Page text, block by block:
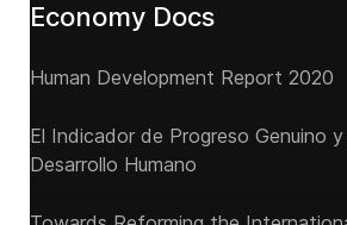
Economy Docs
Human Development Report 2020
El Indicador de Progreso Genuino
Desarrollo Humano